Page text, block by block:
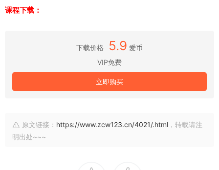
课程下载：
下载价格 5.9 爱币
VIP免费
立即购买
原文链接： https://www.zcw123.cn/4021/.html ，转载请注
明出处~~~